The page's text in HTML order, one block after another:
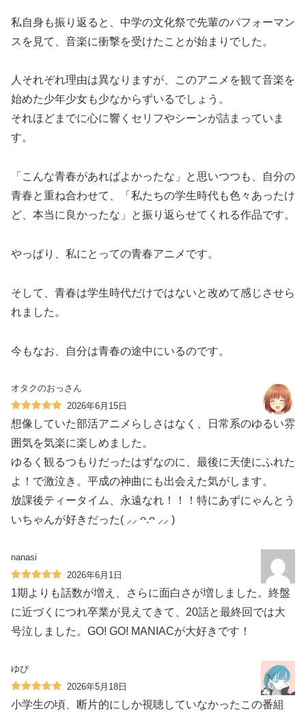
私自身も振り返ると、中学の文化祭で先輩のパフォーマン
スを見て、音楽に衝撃を受けたことが始まりでした。
人それぞれ理由は異なりますが、このアニメを観て音楽を
始めた少年少女も少なからずいるでしょう。
それほどまでに心に響くセリフやシーンが詰まっていま
す。
「こんな青春があればよかったな」と思いつつも、自分の
青春と重ね合わせて、「私たちの学生時代も色々あったけ
ど、本当に良かったな」と振り返らせてくれる作品です。
やっぱり、私にとっての青春アニメです。
そして、青春は学生時代だけではないと改めて感じさせら
れました。
今もなお、自分は青春の途中にいるのです。
オタクのおっさん
2026年6月15日
想像していた部活アニメらしさはなく、日常系のゆるい雰
囲気を気楽に楽しめました。
ゆるく観るつもりだったはずなのに、最後に天使にふれた
よ！で激泣き。平成の神曲にも出会えた気がします。
放課後ティータイム、永遠なれ！！！特にあずにゃんとう
いちゃんが好きだった( ⸝⸝ ᴖ.ᴖ ⸝⸝ )
nanasi
2026年6月1日
1期よりも話数が増え、さらに面白さが増しました。終盤
に近づくにつれ卒業が見えてきて、20話と最終回では大
号泣しました。GO! GO! MANIACが大好きです！
ゆぴ
2026年5月18日
小学生の頃、断片的にしか視聴していなかったこの番組